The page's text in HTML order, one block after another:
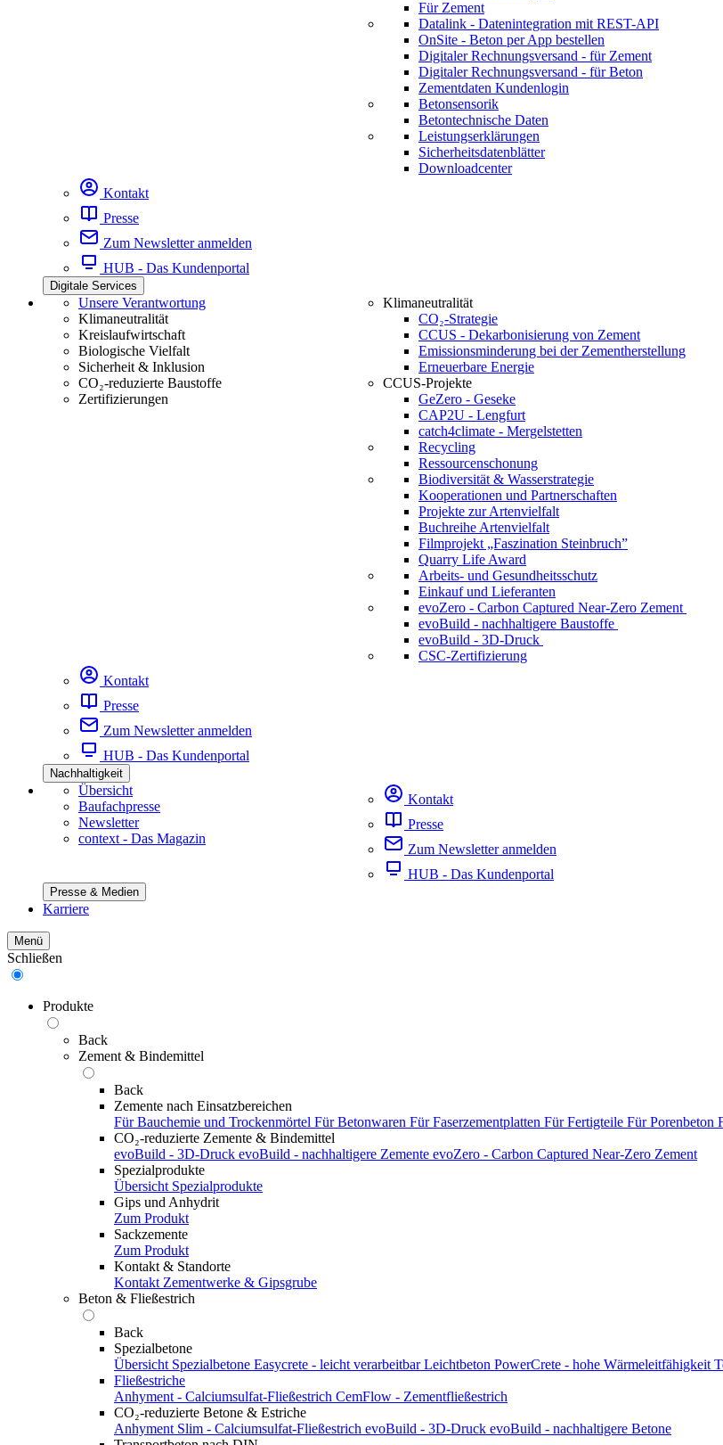
Für Zement
Datalink - Datenintegration mit REST-API
OnSite - Beton per App bestellen
Digitaler Rechnungsversand - für Zement
Digitaler Rechnungsversand - für Beton
Zementdaten Kundenlogin
Betonsensorik
Betontechnische Daten
Leistungserklärungen
Sicherheitsdatenblätter
Downloadcenter
Kontakt
Presse
Zum Newsletter anmelden
HUB - Das Kundenportal
Digitale Services
Unsere Verantwortung
Klimaneutralität
Kreislaufwirtschaft
Biologische Vielfalt
Sicherheit & Inklusion
CO₂-reduzierte Baustoffe
Zertifizierungen
Klimaneutralität
CO₂-Strategie
CCUS - Dekarbonisierung von Zement
Emissionsminderung bei der Zementherstellung
Erneuerbare Energie
CCUS-Projekte
GeZero - Geseke
CAP2U - Lengfurt
catch4climate - Mergelstetten
Recycling
Ressourcenschonung
Biodiversität & Wasserstrategie
Kooperationen und Partnerschaften
Projekte zur Artenvielfalt
Buchreihe Artenvielfalt
Filmprojekt „Faszination Steinbruch”
Quarry Life Award
Arbeits- und Gesundheitsschutz
Einkauf und Lieferanten
evoZero - Carbon Captured Near-Zero Zement
evoBuild - nachhaltigere Baustoffe
evoBuild - 3D-Druck
CSC-Zertifizierung
Kontakt
Presse
Zum Newsletter anmelden
HUB - Das Kundenportal
Nachhaltigkeit
Übersicht
Baufachpresse
Newsletter
context - Das Magazin
Kontakt
Presse
Zum Newsletter anmelden
HUB - Das Kundenportal
Presse & Medien
Karriere
Menü
Schließen
Produkte
Back
Zement & Bindemittel
Back
Zemente nach Einsatzbereichen
Für Bauchemie und Trockenmörtel Für Betonwaren Für Faserzementplatten Für Fertigteile Für Porenbeton
CO₂-reduzierte Zemente & Bindemittel
evoBuild - 3D-Druck evoBuild - nachhaltigere Zemente evoZero - Carbon Captured Near-Zero Zement
Spezialprodukte
Übersicht Spezialprodukte
Gips und Anhydrit
Zum Produkt
Sackzemente
Zum Produkt
Kontakt & Standorte
Kontakt Zementwerke & Gipsgrube
Beton & Fließestrich
Back
Spezialbetone
Übersicht Spezialbetone Easycrete - leicht verarbeitbar Leichtbeton PowerCrete - hohe Wärmeleitfähigkeit
Fließestriche
Anhyment - Calciumsulfat-Fließestrich CemFlow - Zementfließestrich
CO₂-reduzierte Betone & Estriche
Anhyment Slim - Calciumsulfat-Fließestrich evoBuild - 3D-Druck evoBuild - nachhaltigere Betone